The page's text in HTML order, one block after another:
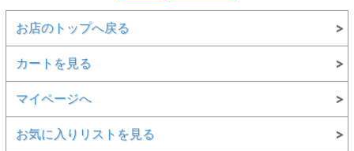
お店のトップへ戻る
カートを見る
マイページへ
お気に入りリストを見る